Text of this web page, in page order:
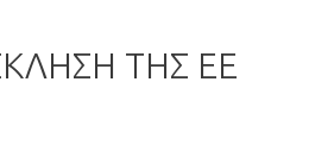
ΤΗΣ ΕΕ